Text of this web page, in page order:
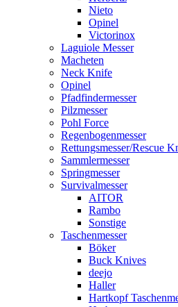
Nieto
Opinel
Victorinox
Laguiole Messer
Macheten
Neck Knife
Opinel
Pfadfindermesser
Pilzmesser
Pohl Force
Regenbogenmesser
Rettungsmesser/Rescue
Sammlermesser
Springmesser
Survivalmesser
AITOR
Rambo
Sonstige
Taschenmesser
Böker
Buck Knives
deejo
Haller
Hartkopf